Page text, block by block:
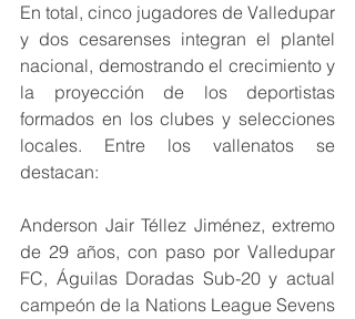
En total, cinco jugadores de Valledupar
y dos cesarenses integran el plantel
nacional, demostrando el crecimiento y
la proyección de los deportistas
formados en los clubes y selecciones
locales. Entre los vallenatos se
destacan:
Anderson Jair Téllez Jiménez, extremo
de 29 años, con paso por Valledupar
FC, Águilas Doradas Sub-20 y actual
campeón de la Nations League Sevens